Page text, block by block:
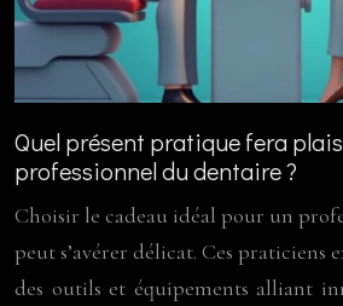
Quel présent pratique fera
professionnel du dentaire ?
Choisir le cadeau idéal pour un
peut s’avérer délicat. Ces praticiens
des outils et équipements alliant